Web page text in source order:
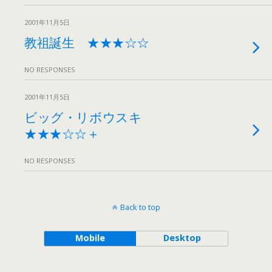
2001年11月5日
教祖誕生 ★★★☆☆
NO RESPONSES
2001年11月5日
ビッグ・リボウスキ
★★★☆☆＋
NO RESPONSES
Back to top
Mobile Desktop